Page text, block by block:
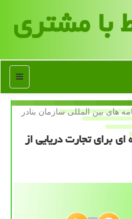
با مشتری
منو
های بین المللی سازمان بنادر
برای تجارت دریایی از